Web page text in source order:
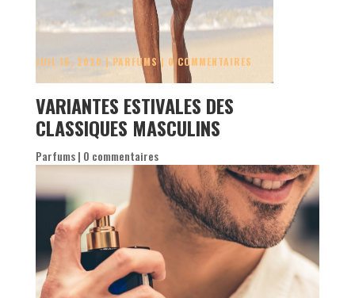
JUIL 16, 2020 | PARFUMS| 0 COMMENTAIRES
VARIANTES ESTIVALES DES
CLASSIQUES MASCULINS
Parfums| 0 commentaires